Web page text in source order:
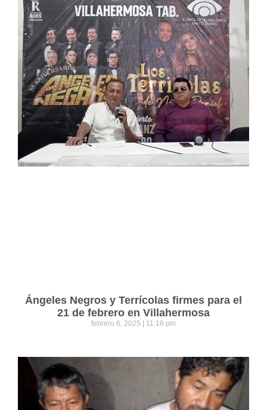
Ángeles Negros y Terrícolas firmes para el
21 de febrero en Villahermosa
febrero 6, 2025 11:18 pm